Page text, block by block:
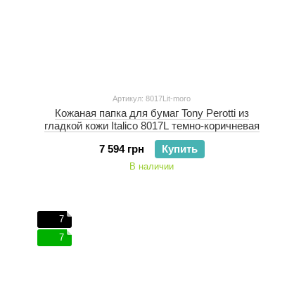
Артикул: 8017Lit-moro
Кожаная папка для бумаг Tony Perotti из
гладкой кожи Italico 8017L темно-коричневая
7 594 грн
Купить
В наличии
7
7